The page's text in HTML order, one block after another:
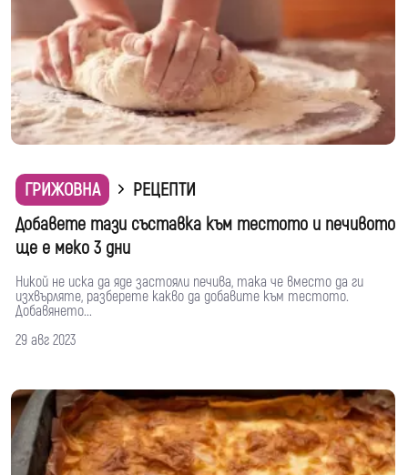
ГРИЖОВНА
РЕЦЕПТИ
Добавете тази съставка към тестото и печивото
ще е меко 3 дни
Никой не иска да яде застояли печива, така че вместо да ги
изхвърляте, разберете какво да добавите към тестото.
Добавянето...
29 авг 2023